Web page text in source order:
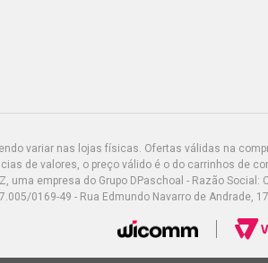
variar nas lojas físicas. Ofertas válidas na
de valores, o preço válido é o do carrinhos de
uma empresa do Grupo DPaschoal - Razão Social:
0169-49 - Rua Edmundo Navarro de Andrade,